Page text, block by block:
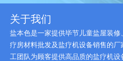
关于我们
盐本色是一家提供毕节儿童盐屋装
疗房材料批发及盐疗机设备销售的
工团队为顾客提供高品质的盐疗机设